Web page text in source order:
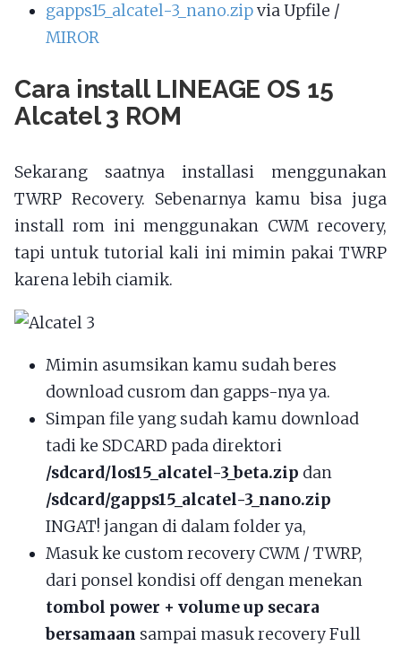
gapps15_alcatel-3_nano.zipvia Upfile /
MIROR
Cara install LINEAGE OS 15
Alcatel 3 ROM
Sekarang saatnya installasi menggunakan
TWRP Recovery. Sebenarnya kamu bisa juga
install rom ini menggunakan CWM recovery,
tapi untuk tutorial kali ini mimin pakai TWRP
karena lebih ciamik.
Mimin asumsikan kamu sudah beres
download cusrom dan gapps-nya ya.
Simpan file yang sudah kamu download
tadi ke SDCARD pada direktori
/sdcard/los15_alcatel-3_beta.zip dan
/sdcard/gapps15_alcatel-3_nano.zip
INGAT! jangan di dalam folder ya,
Masuk ke custom recovery CWM / TWRP,
dari ponsel kondisi off dengan menekan
tombol power + volume up secara
bersamaan sampai masuk recovery Full